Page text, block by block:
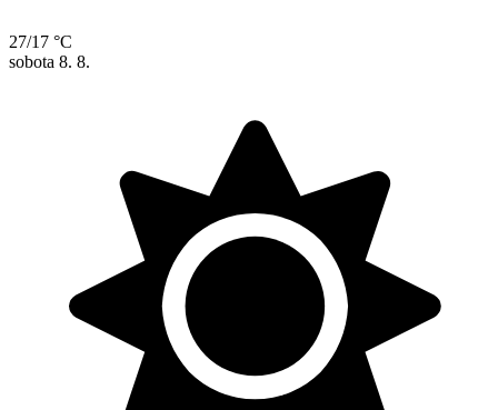
27/17 °C
sobota 8. 8.